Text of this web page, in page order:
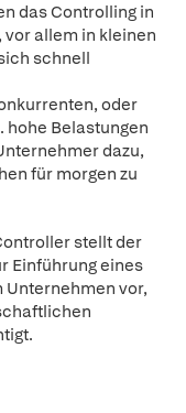
das Controlling in
allem in kleinen
schnell
oder
hohe Belastungen
dazu,
für morgen zu
stellt der
Einführung eines
vor,